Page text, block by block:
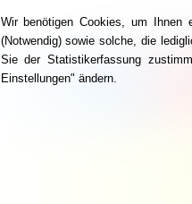
Wir benötigen Cookies, um Ihnen
(Notwendig) sowie solche, die
Sie der Statistikerfassung
Einstellungen" ändern.